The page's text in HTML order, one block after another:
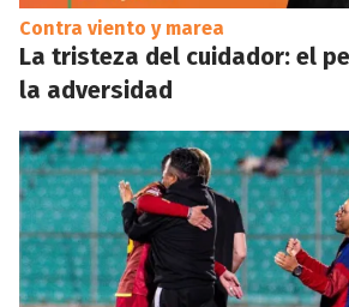
Contra viento y marea
La tristeza del cuidador: el
la adversidad